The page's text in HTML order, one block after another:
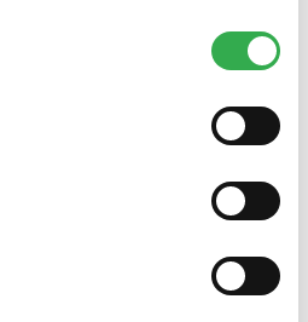
používať všetky tieto